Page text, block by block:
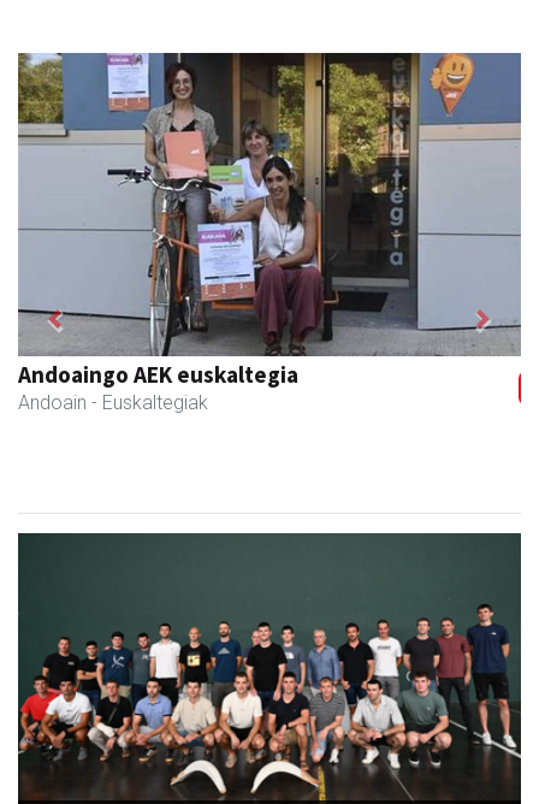
Andoaingo AEK euskaltegia
Andoain - Euskaltegiak
Previous Next